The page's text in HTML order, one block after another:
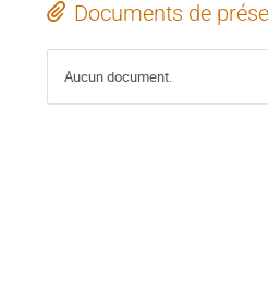
Documents de
Aucun document.